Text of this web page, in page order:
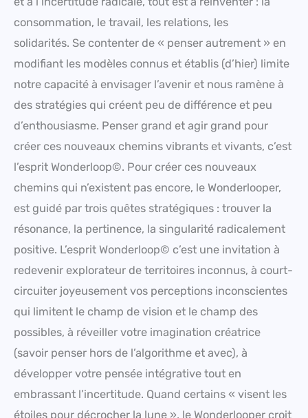
consommation, le travail, les relations, les
solidarités. Se contenter de « penser autrement » en
modifiant les modèles connus et établis (d’hier) limite
notre capacité à envisager l’avenir et nous ramène à
des stratégies qui créent peu de différence et peu
d’enthousiasme. Penser grand et agir grand pour
créer ces nouveaux chemins vibrants et vivants, c’est
l’esprit Wonderloop©. Pour créer ces nouveaux
chemins qui n’existent pas encore, le Wonderlooper,
est guidé par trois quêtes stratégiques : trouver la
résonance, la pertinence, la singularité radicalement
positive. L’esprit Wonderloop© c’est une invitation à
redevenir explorateur de territoires inconnus, à court-
circuiter joyeusement vos perceptions inconscientes
qui limitent le champ de vision et le champ des
possibles, à réveiller votre imagination créatrice
(savoir penser hors de l’algorithme et avec), à
développer votre pensée intégrative tout en
embrassant l’incertitude. Quand certains « visent les
étoiles pour décrocher la lune », le Wonderlooper croit